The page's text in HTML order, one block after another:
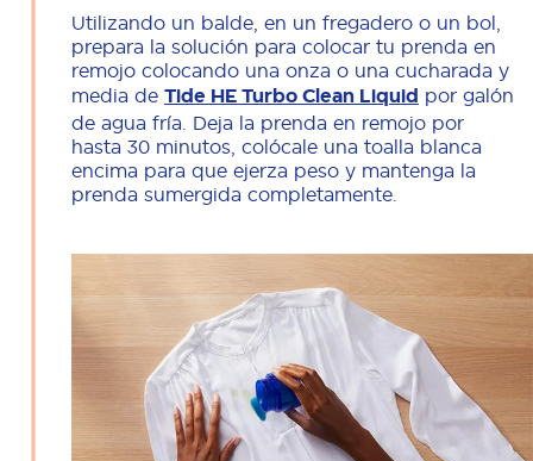
Utilizando un balde, en un fregadero o un bol,
prepara la solución para colocar tu prenda en
remojo colocando una onza o una cucharada y
media de Tide HE Turbo Clean Liquid por galón
de agua fría. Deja la prenda en remojo por
hasta 30 minutos, colócale una toalla blanca
encima para que ejerza peso y mantenga la
prenda sumergida completamente.